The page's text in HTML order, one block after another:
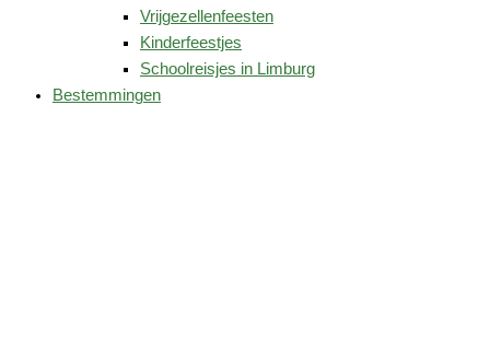
Vrijgezellenfeesten
Kinderfeestjes
Schoolreisjes in Limburg
Bestemmingen